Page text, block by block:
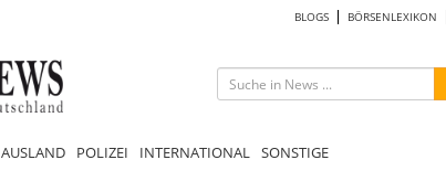
BLOGS BÖRSENLEXIKON
AUSLAND POLIZEI INTERNATIONAL SONSTIGE